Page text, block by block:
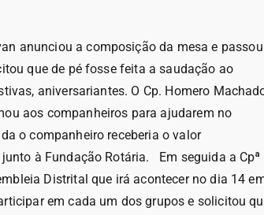
anunciou a composição da mesa e
que de pé fosse feita a saudação ao
aniversariantes. O Cp. Homero
aos companheiros para ajudarem no
o companheiro receberia o valor
à Fundação Rotária. Em seguida a Cpª
Distrital que irá acontecer no dia 14
em cada um dos grupos e solicitou